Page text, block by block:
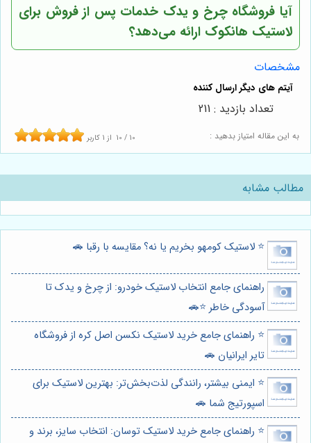
آیا فروشگاه چرخ و یدک خدمات پس از فروش برای
لاستیک هانکوک ارائه می‌دهد؟
مشخصات
به این مقاله امتیاز بدهید : 10 / 10 از 1 کاربر
تعداد بازدید : 211
مطالب مشابه
⭐️ لاستیک کومهو بخریم یا نه؟ مقایسه با رقبا 🚗
راهنمای جامع انتخاب لاستیک خودرو: از چرخ و یدک تا
آسودگی خاطر ⭐️🚗
⭐️ راهنمای جامع خرید لاستیک نکسن اصل کره از فروشگاه
تایر ایرانیان 🚗
⭐️ ایمنی بیشتر، رانندگی لذت‌بخش‌تر: بهترین لاستیک برای
اسپورتیج شما 🚗
⭐️ راهنمای جامع خرید لاستیک توسان: انتخاب سایز، برند و